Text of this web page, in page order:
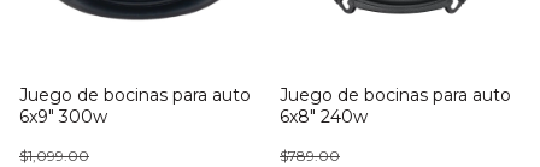
Juego de bocinas para auto
6x9" 300w
$1,099.00
Juego de bocinas para auto
6x8" 240w
$789.00